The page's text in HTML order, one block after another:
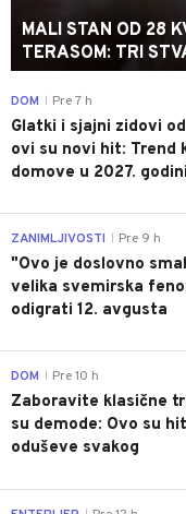
MALI STAN OD 28
TERASOM: TRI
DOM Pre 7 h
Glatki i sjajni zidovi
ovi su novi hit: Trend
domove u 2027. godini
ZANIMLJIVOSTI Pre 9 h
"Ovo je doslovno
velika svemirska
odigrati 12. avgusta
DOM Pre 10 h
Zaboravite klasične
su demode: Ovo su
oduševe svakog